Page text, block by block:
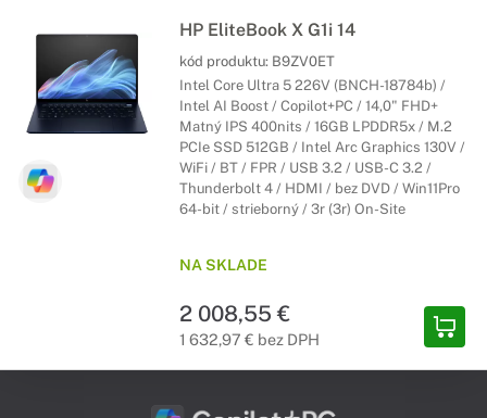
HP EliteBook X G1i 14
kód produktu: B9ZV0ET
Intel Core Ultra 5 226V (BNCH-18784b) /
Intel AI Boost / Copilot+PC / 14,0" FHD+
Matný IPS 400nits / 16GB LPDDR5x / M.2
PCIe SSD 512GB / Intel Arc Graphics 130V /
WiFi / BT / FPR / USB 3.2 / USB-C 3.2 /
Thunderbolt 4 / HDMI / bez DVD / Win11Pro
64-bit / strieborný / 3r (3r) On-Site
NA SKLADE
2 008,55 €
1 632,97 € bez DPH